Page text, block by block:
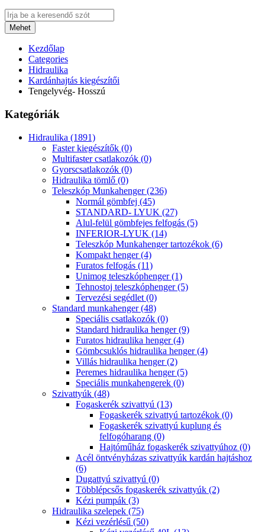
Mehet
Kezdőlap
Categories
Hidraulika
Kardánhajtás kiegészítői
Tengelyvég- Hosszú
Kategóriák
Hidraulika (1891)
Faster kiegészítők (0)
Multifaster csatlakozók (0)
Gyorscsatlakozók (0)
Hidraulika tömlő (0)
Teleszkóp Munkahenger (236)
Normál gömbfej (45)
STANDARD- LYUK (27)
Alul-felül gömbfejes felfogás (5)
INFERIOR-LYUK (14)
Teleszkóp Munkahenger tartozékok (6)
Kompakt henger (4)
Furatos felfogás (11)
Unimog teleszkóphenger (1)
Tehnostoj teleszkóphenger (5)
Tervezési segédlet (0)
Standard munkahenger (48)
Speciális csatlakozók (0)
Standard hidraulika henger (9)
Furatos hidraulika henger (4)
Gömbcsuklós hidraulika henger (4)
Villás hidraulika henger (2)
Peremes hidraulika henger (5)
Speciális munkahengerek (0)
Szivattyúk (48)
Fogaskerék szivattyú (13)
Fogaskerék szivattyú tartozékok (0)
Fogaskerék szivattyú kuplung és
felfogóharang (0)
Hajtóműház fogaskerék szivattyúhoz (0)
Acél öntvényházas szivattyúk kardán hajtáshoz
(6)
Dugattyú szivattyú (0)
Többlépcsős fogaskerék szivattyúk (2)
Kézi pumpák (3)
Hidraulika szelepek (75)
Kézi vezérlésű (50)